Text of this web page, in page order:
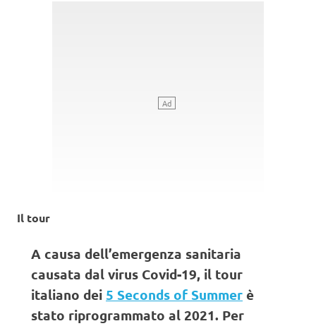
Il tour
A causa dell’emergenza sanitaria
causata dal virus Covid-19, il tour
italiano dei 5 Seconds of Summer è
stato riprogrammato al 2021. Per